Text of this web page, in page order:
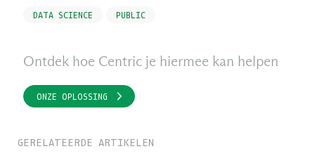
DATA SCIENCE PUBLIC
Ontdek hoe Centric je hiermee kan helpen
ONZE OPLOSSING
GERELATEERDE ARTIKELEN